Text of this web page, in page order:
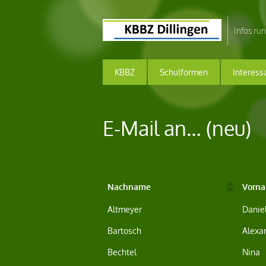
Infos
KBBZ Schulformen
E-Mail an… (neu)
Nachname
Nachname
Altmeyer Daniel
Bartosch
Bechtel Nina